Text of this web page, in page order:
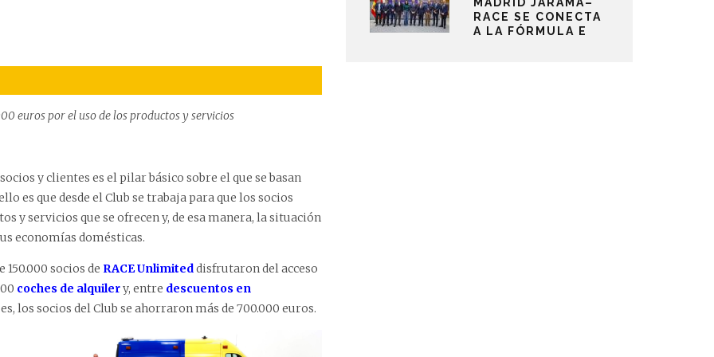
euros por el uso de los productos y servicios
y clientes es el pilar básico sobre el que se basan
es que desde el Club se trabaja para que los socios
y servicios que se ofrecen y, de esa manera, la situación
economías domésticas.
socios de RACE Unlimiteddisfrutaron del acceso
coches de alquilery, entre descuentos en
los socios del Club se ahorraron más de 700.000 euros.
RACE SE CONECTA
A LA FÓRMULA E